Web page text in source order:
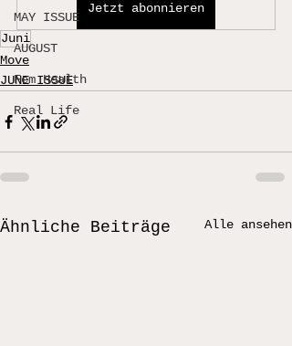
MAY ISSUE
AUGUST
Fem Health
Real Life
Jetzt abonnieren
Juni
Move
JUNE ISSUE
Ähnliche Beiträge Alle ansehen